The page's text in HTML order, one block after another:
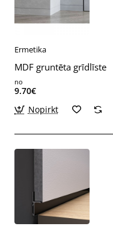
Ermetika
MDF gruntēta grīdlīste
no
9.70€
Nopirkt